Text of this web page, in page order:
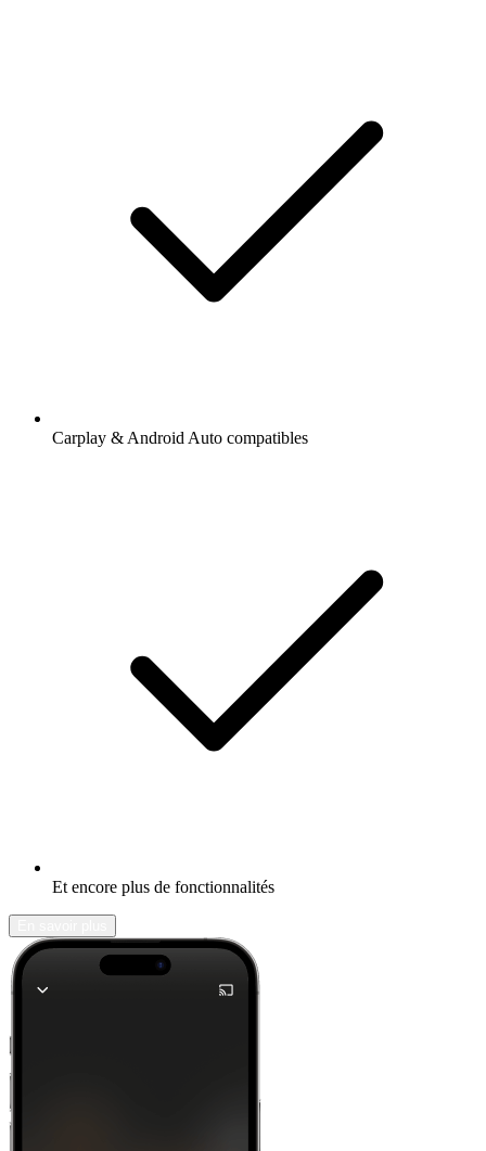
Carplay & Android Auto compatibles
Et encore plus de fonctionnalités